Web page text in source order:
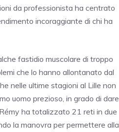
da professionista ha centrato
incoraggiante di chi ha
fastidio muscolare di troppo
che lo hanno allontanato dal
nelle ultime stagioni al Lille non
uomo prezioso, in grado di dare
ha totalizzato 21 reti in due
la manovra per permettere alla